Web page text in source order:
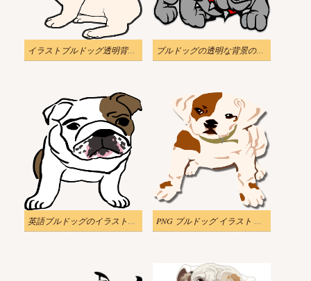
イラストブルドッグ透明背景画像 ブルドッグの透明な背景のイラスト
英語ブルドッグのイラスト透明背景 PNG ブルドッグ イラスト 背景透明